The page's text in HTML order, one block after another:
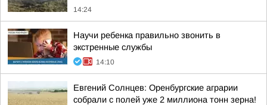
14:24
Научи ребенка правильно звонить в
экстренные службы
14:10
Евгений Солнцев: Оренбургские аграрии
собрали с полей уже 2 миллиона тонн зерна!